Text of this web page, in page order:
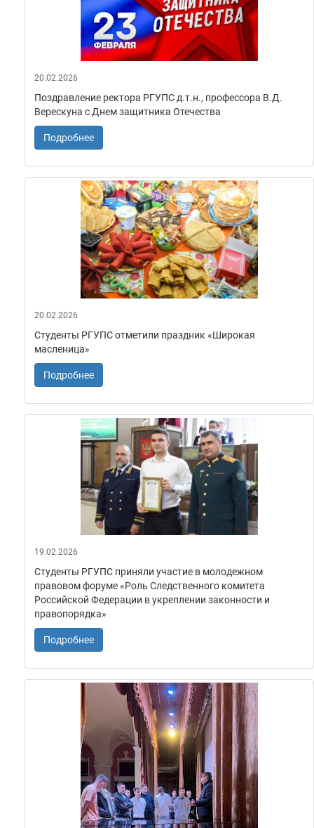
20.02.2026
Поздравление ректора РГУПС д.т.н., профессора В.Д.
Верескуна с Днем защитника Отечества
Подробнее
20.02.2026
Студенты РГУПС отметили праздник «Широкая
масленица»
Подробнее
19.02.2026
Студенты РГУПС приняли участие в молодежном
правовом форуме «Роль Следственного комитета
Российской Федерации в укреплении законности и
правопорядка»
Подробнее